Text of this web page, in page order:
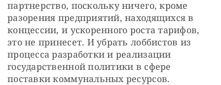
партнерство, поскольку ничего, кроме
разорения предприятий, находящихся в
концессии, и ускоренного роста тарифов,
это не принесет. И убрать лоббистов из
процесса разработки и реализации
государственной политики в сфере
поставки коммунальных ресурсов.